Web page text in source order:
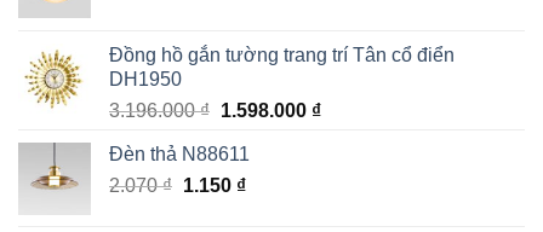
4.140.000 ₫.là:
Đồng hồ gắn tường trang trí Tân cổ điển
DH1950
3.196.000₫ Giá
là:
3.196.000 ₫.
1.598.000 ₫Giá
Đèn thả N88611
2.070₫ Giá
1.150 ₫Giá